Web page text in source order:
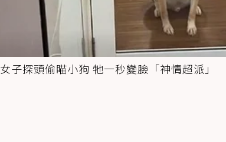
女子探頭偷瞄小狗 牠一秒變臉「神情超派」